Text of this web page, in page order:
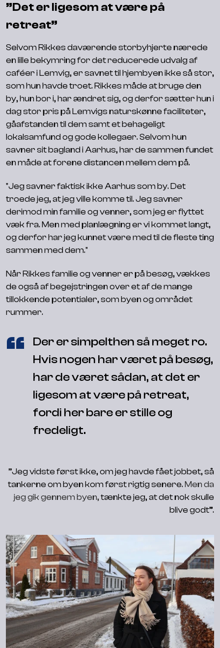
”Det er ligesom at være på
retreat”
Selvom Rikkes daværende storbyhjerte nærede
en lille bekymring for det reducerede udvalg af
caféer i Lemvig, er savnet til hjembyen ikke så stor,
som hun havde troet. Rikkes måde at bruge den
by, hun bor i, har ændret sig, og derfor sætter hun i
dag stor pris på Lemvigs naturskønne faciliteter,
gåafstanden til dem samt et behageligt
lokalsamfund og gode kollegaer. Selvom hun
savner sit bagland i Aarhus, har de sammen fundet
en måde at forene distancen mellem dem på.
"Jeg savner faktisk ikke Aarhus som by. Det
troede jeg, at jeg ville komme til. Jeg savner
derimod min familie og venner, som jeg er flyttet
væk fra. Men med planlægning er vi kommet langt,
og derfor har jeg kunnet være med til de fleste ting
sammen med dem."
Når Rikkes familie og venner er på besøg, vækkes
de også af begejstringen over et af de mange
tillokkende potentialer, som byen og området
rummer.
Der er simpelthen så meget ro.
Hvis nogen har været på besøg,
har de været sådan, at det er
ligesom at være på retreat,
fordi her bare er stille og
fredeligt.
”Jeg vidste først ikke, om jeg havde fået jobbet, så
tankerne om byen kom først rigtig senere. Men da
jeg gik gennem byen,tænkte jeg, at det nok skulle
blive godt”.